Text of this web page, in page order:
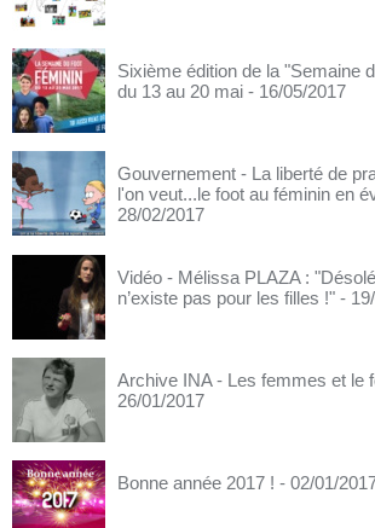
Sixième édition de la "Semaine
du 13 au 20 mai - 16/05/2017
Gouvernement - La liberté de
l'on veut...le foot au féminin en
28/02/2017
Vidéo - Mélissa PLAZA :
n’existe pas pour les filles !" -
Archive INA - Les femmes et le
26/01/2017
Bonne année 2017 ! - 02/01/